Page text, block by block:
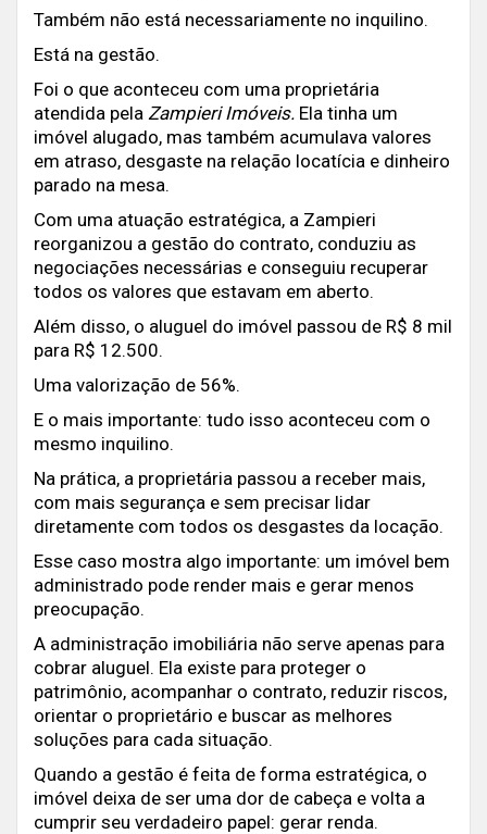
Também não está necessariamente no inquilino.
Está na gestão.
Foi o que aconteceu com uma proprietária
atendida pela Zampieri Imóveis. Ela tinha um
imóvel alugado, mas também acumulava valores
em atraso, desgaste na relação locatícia e dinheiro
parado na mesa.
Com uma atuação estratégica, a Zampieri
reorganizou a gestão do contrato, conduziu as
negociações necessárias e conseguiu recuperar
todos os valores que estavam em aberto.
Além disso, o aluguel do imóvel passou de R$ 8 mil
para R$ 12.500.
Uma valorização de 56%.
E o mais importante: tudo isso aconteceu com o
mesmo inquilino.
Na prática, a proprietária passou a receber mais,
com mais segurança e sem precisar lidar
diretamente com todos os desgastes da locação.
Esse caso mostra algo importante: um imóvel bem
administrado pode render mais e gerar menos
preocupação.
A administração imobiliária não serve apenas para
cobrar aluguel. Ela existe para proteger o
patrimônio, acompanhar o contrato, reduzir riscos,
orientar o proprietário e buscar as melhores
soluções para cada situação.
Quando a gestão é feita de forma estratégica, o
imóvel deixa de ser uma dor de cabeça e volta a
cumprir seu verdadeiro papel: gerar renda.